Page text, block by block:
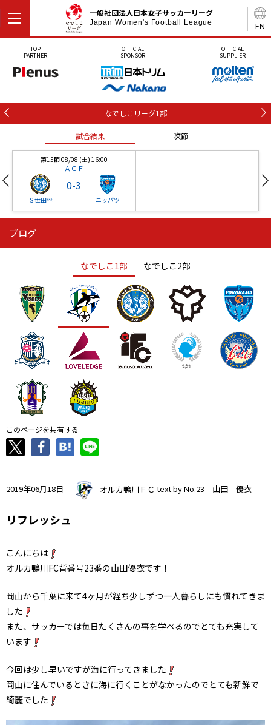
EN
一般社団法人日本女子サッカーリーグ
Japan Women's Football League
TOP
PARTNER
OFFICIAL
SPONSOR
OFFICIAL
SUPPLIER
なでしこリーグ1部
試合結果 次節
第15節 08/08 (土) 16:00
ＡＧＦ
Ｓ世田谷
0-3
ニッパツ
ニッパツ
ニッパツ 名古屋
石人の星
静岡 愛媛Ｌ
ブログ
なでしこ1部 なでしこ2部
このページを共有する
2019年06月18日 オルカ鴨川ＦＣ text by No.23 山田 優衣
リフレッシュ
こんにちは
オルカ鴨川FC背番号23番の山田優衣です！
岡山から千葉に来て4ヶ月が経ち少しずつ一人暮らしにも慣れてきま
した
また、サッカーでは毎日たくさんの事を学べるのでとても充実して
います
今回は少し早いですが海に行ってきました
岡山に住んでいるときに海に行くことがなかったのでとても新鮮で
綺麗でした